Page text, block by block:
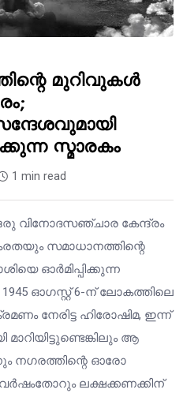
മുറിവുകൾ
സ്മാരകം
1 min read
വിനോദസഞ്ചാര കേന്ദ്രം
സമാധാനത്തിന്റെ
ഓർമിപ്പിക്കുന്ന
ഓഗസ്റ്റ് 6-ന് ലോകത്തിലെ
ഹിരോഷിമ, ഇന്ന്
മാറിയിട്ടുണ്ടെങ്കിലും ആ
നഗരത്തിന്റെ ഓരോ
ലക്ഷക്കണക്കിന്